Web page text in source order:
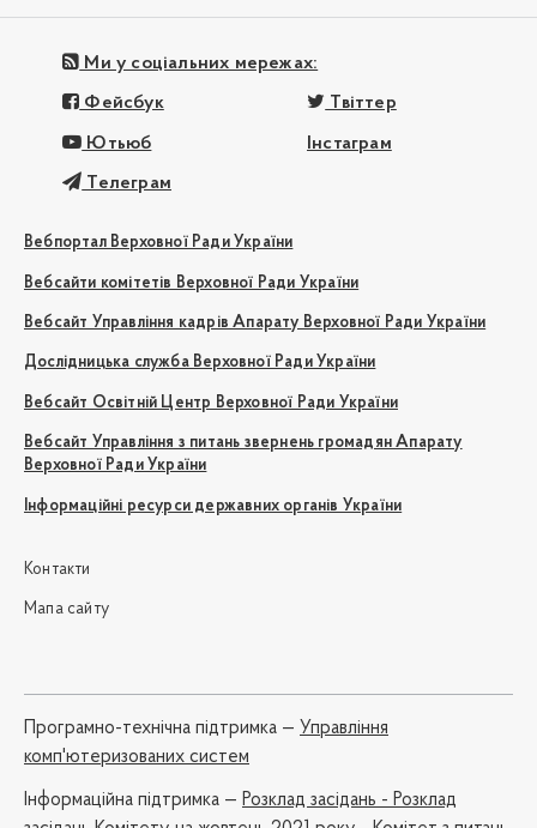
Ми у соціальних мережах:
Фейсбук Твіттер
Ютьюб Інстаграм
Телеграм
Вебпортал Верховної Ради України
Вебсайти комітетів Верховної Ради України
Вебсайт Управління кадрів Апарату Верховної Ради України
Дослідницька служба Верховної Ради України
Вебсайт Освітній Центр Верховної Ради України
Вебсайт Управління з питань звернень громадян Апарату
Верховної Ради України
Інформаційні ресурси державних органів України
Контакти
Мапа сайту
Програмно-технічна підтримка — Управління
комп'ютеризованих систем
Iнформаційна підтримка — Розклад засідань - Розклад